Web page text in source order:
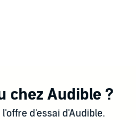
chez Audible ?
d'essai d'Audible.